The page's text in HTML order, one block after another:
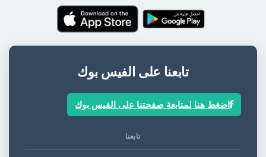
تابعنا على الفيس بوك
اضغط هنا لمتابعة صفحتنا على الفيس بوك
تابعنا